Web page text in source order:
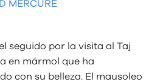
MERCURE
seguido por la visita al Taj
en mármol que ha
con su belleza. El mausoleo